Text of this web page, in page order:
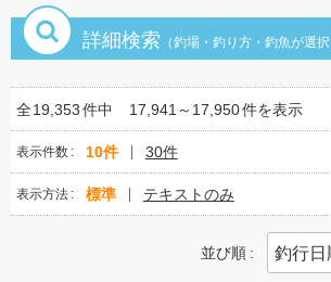
詳細検索 （釣場・釣り方・釣魚が選択
全19,353件中 17,941～17,950件を表示
表示件数 10件 30件
表示方法 標準 テキストのみ
並び順